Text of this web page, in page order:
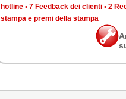
hotline • 7 Feedback dei clienti • 2
stampa e premi della stampa